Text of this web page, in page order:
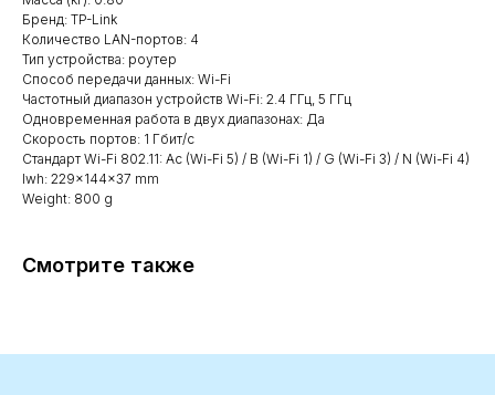
Бренд: TP-Link
Количество LAN-портов: 4
Тип устройства: роутер
Способ передачи данных: Wi-Fi
Частотный диапазон устройств Wi-Fi: 2.4 ГГц, 5 ГГц
Одновременная работа в двух диапазонах: Да
Скорость портов: 1 Гбит/с
Стандарт Wi-Fi 802.11: Ac (Wi-Fi 5) / B (Wi-Fi 1) / G (Wi-Fi 3) / N (Wi-Fi 4)
lwh: 229x144x37 mm
Weight: 800 g
Смотрите также